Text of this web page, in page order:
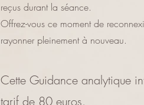
reçus durant la séance.
Offrez-vous ce moment de
rayonner pleinement à nouveau.
Cette Guidance analytique
tarif de 80 euros.